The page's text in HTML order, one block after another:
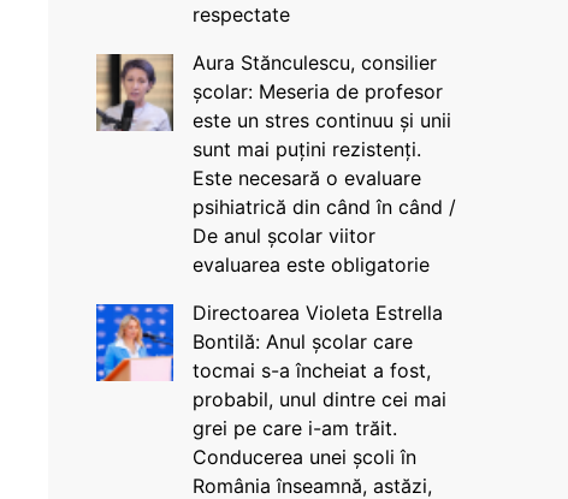
respectate
Aura Stănculescu, consilier
școlar: Meseria de profesor
este un stres continuu și unii
sunt mai puțini rezistenți.
Este necesară o evaluare
psihiatrică din când în când /
De anul școlar viitor
evaluarea este obligatorie
Directoarea Violeta Estrella
Bontilă: Anul școlar care
tocmai s-a încheiat a fost,
probabil, unul dintre cei mai
grei pe care i-am trăit.
Conducerea unei școli în
România înseamnă, astăzi,